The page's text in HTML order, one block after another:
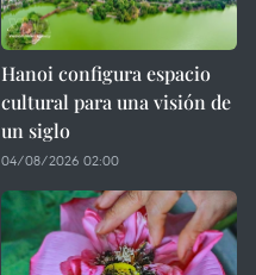
Hanoi configura espacio
cultural para una visión de
un siglo
04/08/2026 02:00